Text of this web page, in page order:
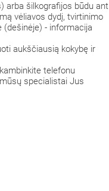
arba šilkografijos būdu ant
vėliavos dydį, tvirtinimo
(dešinėje) - informacija
aukščiausią kokybę ir
kambinkite telefonu
specialistai Jus